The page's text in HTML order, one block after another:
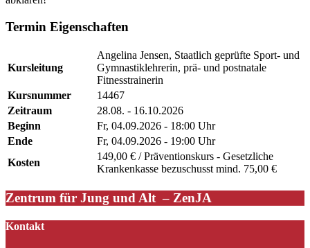
Termin Eigenschaften
Kursleitung
Angelina Jensen, Staatlich geprüfte Sport- und
Gymnastiklehrerin, prä- und postnatale
Fitnesstrainerin
Kursnummer
14467
Zeitraum
28.08. - 16.10.2026
Beginn
Fr, 04.09.2026 - 18:00 Uhr
Ende
Fr, 04.09.2026 - 19:00 Uhr
Kosten
149,00 € / Präventionskurs - Gesetzliche
Krankenkasse bezuschusst mind. 75,00 €
Zentrum für Jung und Alt – ZenJA
Kontakt